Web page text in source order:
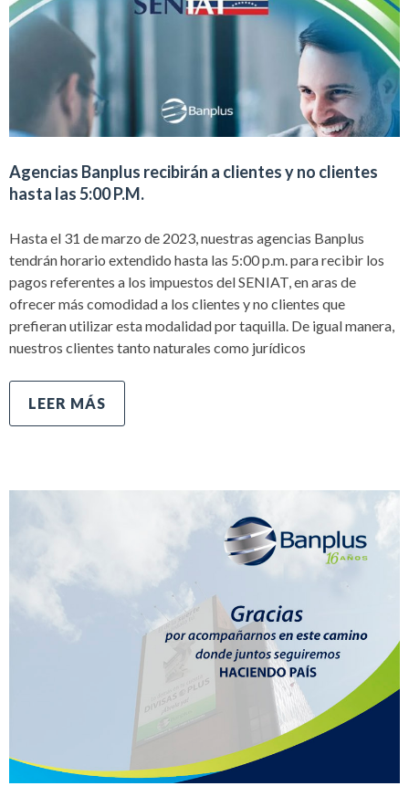
Agencias Banplus recibirán a clientes y no clientes
hasta las 5:00 P.M.
Hasta el 31 de marzo de 2023, nuestras agencias Banplus
tendrán horario extendido hasta las 5:00 p.m. para recibir los
pagos referentes a los impuestos del SENIAT, en aras de
ofrecer más comodidad a los clientes y no clientes que
prefieran utilizar esta modalidad por taquilla. De igual manera,
nuestros clientes tanto naturales como jurídicos
LEER MÁS